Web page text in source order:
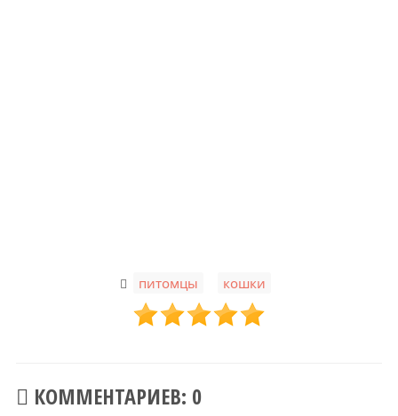
питомцы кошки
КОММЕНТАРИЕВ: 0